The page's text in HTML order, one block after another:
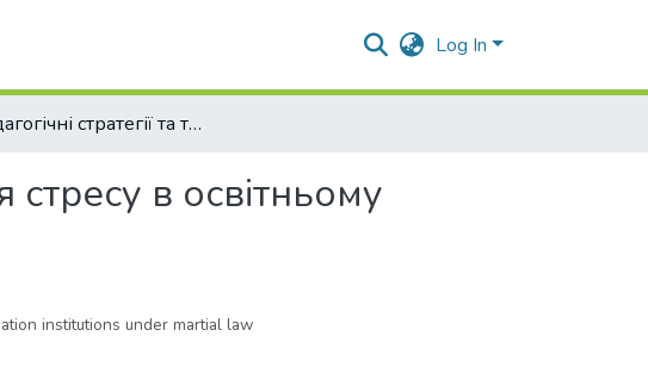
Log In
Педагогічні стратегії та технології подолання стресу в освітньому середовищі ЗВО в умовах воєнного стану
стресу в освітньому
institutions under martial law